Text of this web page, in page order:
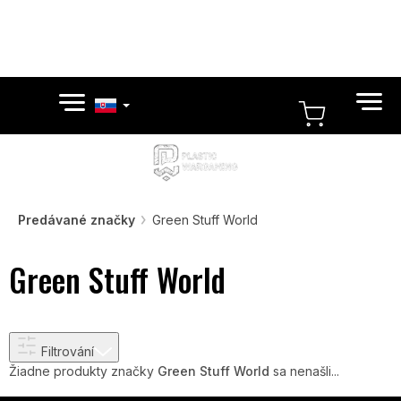
Predávané značky Green Stuff World
Green Stuff World
Filtrování
Žiadne produkty značky Green Stuff World sa nenašli...